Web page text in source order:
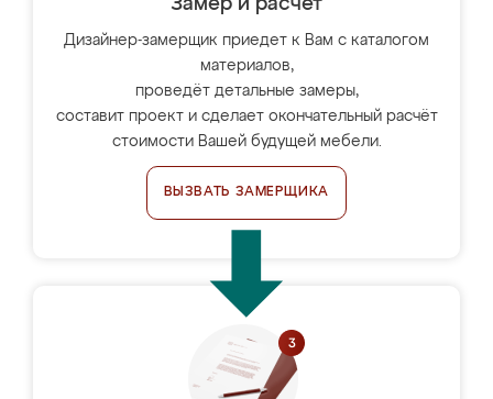
Замер и расчет
Дизайнер-замерщик приедет к Вам с каталогом
материалов,
проведёт детальные замеры,
составит проект и сделает окончательный расчёт
стоимости Вашей будущей мебели.
ВЫЗВАТЬ ЗАМЕРЩИКА